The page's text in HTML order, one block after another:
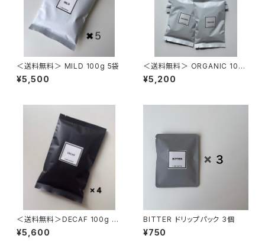
＜送料無料＞ MILD 100g 5袋
¥5,500
＜送料無料＞ ORGANIC 100
g 4袋
¥5,200
＜送料無料＞DECAF 100g 4
袋
¥5,600
BITTER ドリップパック 3個
¥750